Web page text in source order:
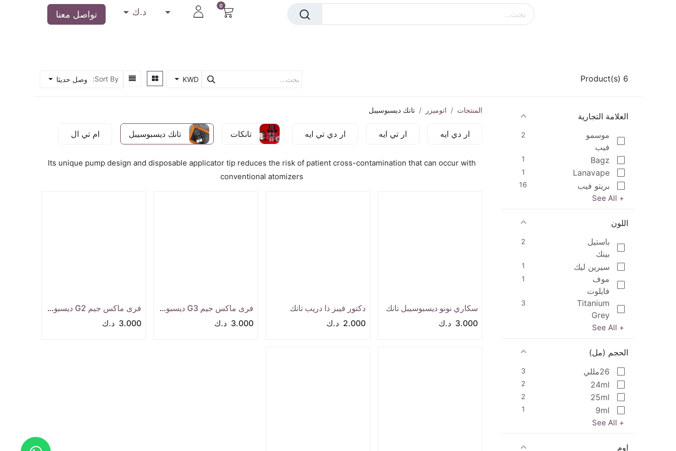
0
د.ك تواصل معنا
6
Product(s)
KWD
Sort By: وصل حديثا
العلامة التجارية
موسمو
فيب
2
Bagz
1
Lanavape
1
بريتو فيب 16
+ See All
اللون
باستيل
بينك
2
سيرين ليك 1
موف
فايلوت
1
Titanium
Grey
3
+ See All
الحجم (مل)
26مللي
3
24ml
2
25ml
2
9ml
1
+ See All
اوم
المنتجات اتوميزر تانك ديسبوسيبل
ار دي ايه ار تي ايه ار دي تي ايه تانكات تانك ديسبوسيبل ام تي ال
Its unique pump design and disposable applicator tip reduces the risk of patient cross-contamination that can occur with
conventional atomizers
سكاري نونو ديسبوسيبل تانك
3.000 د.ك
دكتور فيبز ذا دريب تانك
2.000 د.ك
فرى ماكس جيم G3 ديسبوسيبل تانك
3.000 د.ك
فرى ماكس جيم G2 ديسبوسيبل تانك
3.000 د.ك